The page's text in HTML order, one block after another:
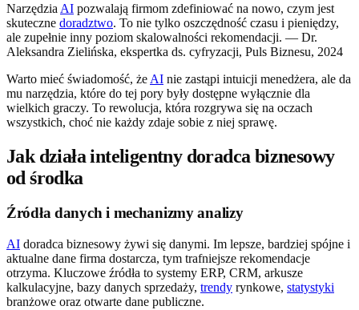
Narzędzia AI pozwalają firmom zdefiniować na nowo, czym jest
skuteczne doradztwo. To nie tylko oszczędność czasu i pieniędzy,
ale zupełnie inny poziom skalowalności rekomendacji. — Dr.
Aleksandra Zielińska, ekspertka ds. cyfryzacji, Puls Biznesu, 2024
Warto mieć świadomość, że AI nie zastąpi intuicji menedżera, ale da
mu narzędzia, które do tej pory były dostępne wyłącznie dla
wielkich graczy. To rewolucja, która rozgrywa się na oczach
wszystkich, choć nie każdy zdaje sobie z niej sprawę.
Jak działa inteligentny doradca biznesowy
od środka
Źródła danych i mechanizmy analizy
AI doradca biznesowy żywi się danymi. Im lepsze, bardziej spójne i
aktualne dane firma dostarcza, tym trafniejsze rekomendacje
otrzyma. Kluczowe źródła to systemy ERP, CRM, arkusze
kalkulacyjne, bazy danych sprzedaży, trendy rynkowe, statystyki
branżowe oraz otwarte dane publiczne.